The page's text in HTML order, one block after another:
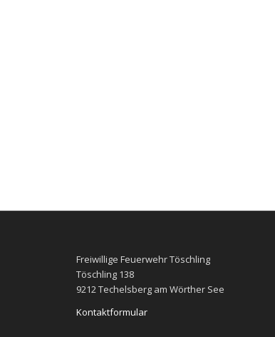
Freiwillige Feuerwehr Töschling
Töschling 138
9212 Techelsberg am Wörther See
Kontaktformular